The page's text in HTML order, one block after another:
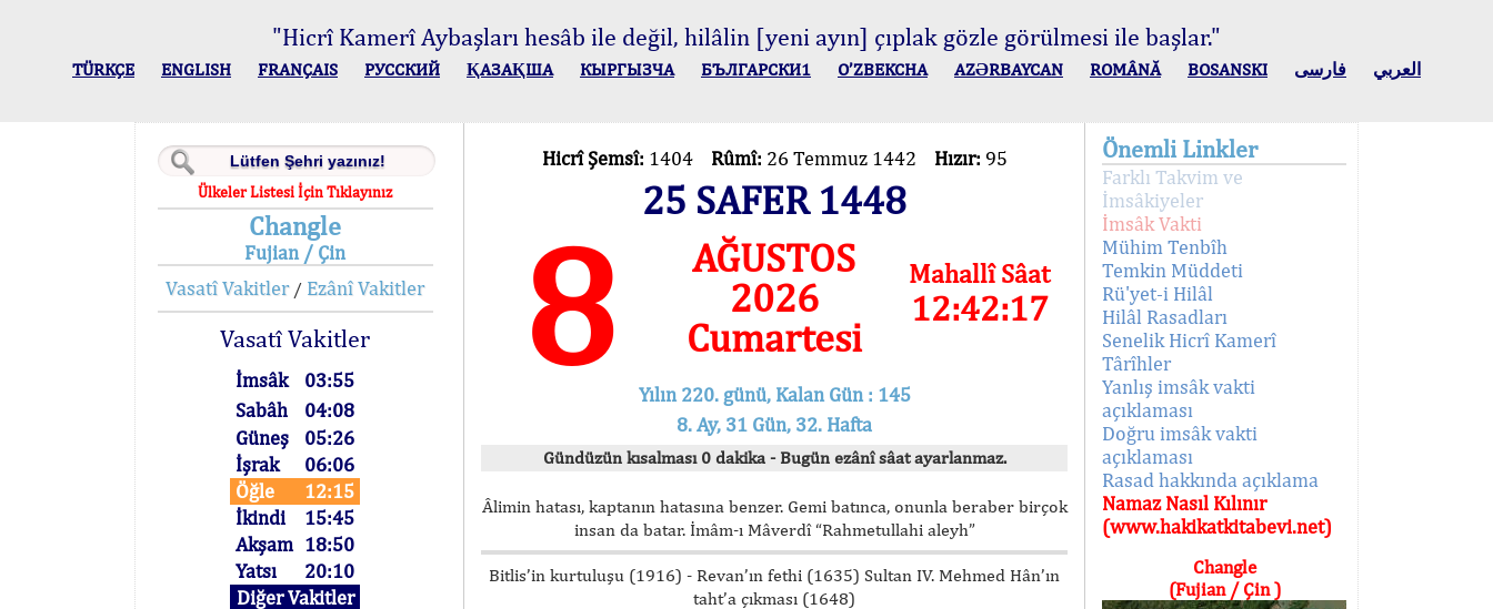
"Hicrî Kamerî Aybaşları hesâb ile değil, hilâlin [yeni ayın] çıplak gözle görülmesi ile başlar."
TÜRKÇE ENGLISH FRANÇAIS РУССКИЙ ҚАЗАҚША КЫPГЫЗЧA БЪЛГАРСКИ1 O’ZBEKCHA AZӘRBAYCAN ROMÂNĂ BOSANSKI العربي فارسی
Ülkeler Listesi İçin Tıklayınız
Changle
Fujian / Çin
Vasatî Vakitler/ Ezânî Vakitler
Vasatî Vakitler
İmsâk
03:55
Sabâh
04:08
Güneş
05:26
İşrak
06:06
Öğle
12:15
İkindi
15:45
Akşam 18:50
Yatsı
20:10
Diğer Vakitler
Hicrî Şemsî: 1404 Rûmî: 26 Temmuz 1442 Hızır: 95
25 SAFER 1448
8
AĞUSTOS
2026
Cumartesi
Mahallî Sâat
12:42:17
Yılın 220. günü, Kalan Gün : 145
8. Ay, 31 Gün, 32. Hafta
Gündüzün kısalması 0 dakika - Bugün ezânî sâat ayarlanmaz.
Âlimin hatası, kaptanın hatasına benzer. Gemi batınca, onunla beraber birçok
insan da batar. İmâm-ı Mâverdî “Rahmetullahi aleyh”
Bitlis’in kurtuluşu (1916) - Revan’ın fethi (1635) Sultan IV. Mehmed Hân’ın
taht’a çıkması (1648)
Önemli Linkler
Farklı Takvim ve
İmsâkiyeler
İmsâk Vakti
Mühim Tenbîh
Temkin Müddeti
Rü'yet-i Hilâl
Hilâl Rasadları
Senelik Hicrî Kamerî
Târîhler
Yanlış imsâk vakti
açıklaması
Doğru imsâk vakti
açıklaması
Rasad hakkında açıklama
Namaz Nasıl Kılınır
(www.hakikatkitabevi.net)
Changle
(Fujian / Çin )